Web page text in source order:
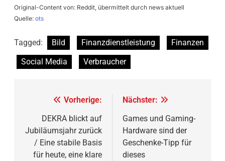
Original-Content von: Reddit, übermittelt durch news aktuell
Quelle: ots
Tagged: Bild Finanzdienstleistung
Finanzen
Social Media
Verbraucher
Beitragsnavigation
Vorherige:
DEKRA blickt auf
Jubiläumsjahr zurück
/ Eine stabile Basis
für heute, eine klare
Nächster:
Games und Gaming-
Hardware sind der
Geschenke-Tipp für
dieses